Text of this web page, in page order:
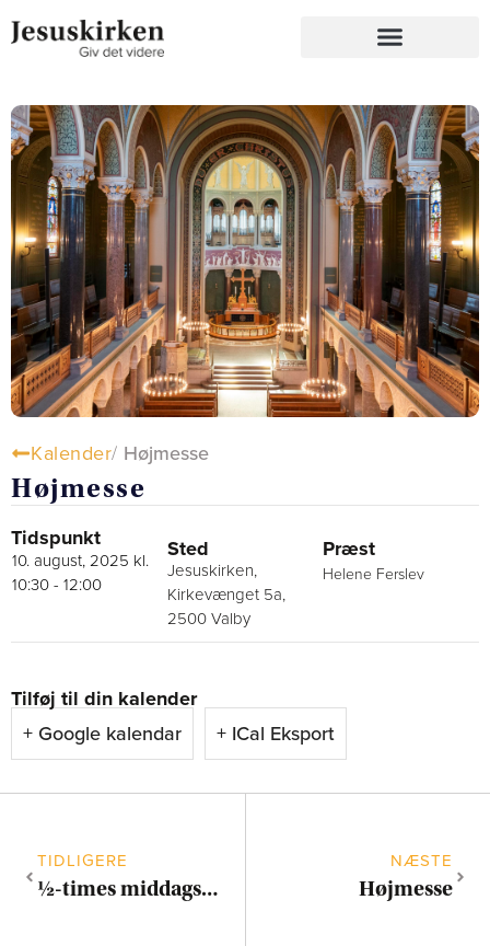
Kalender/ Højmesse
Højmesse
Tidspunkt
10. august, 2025 kl.
10:30- 12:00
Sted
Jesuskirken,
Kirkevænget 5a,
2500 Valby
Præst
Helene Ferslev
Tilføj til din kalender
+ Google kalendar
+ ICal Eksport
TIDLIGERE
½-times middagskoncert på Cavaillé-Coll-orglet
NÆSTE
Højmesse